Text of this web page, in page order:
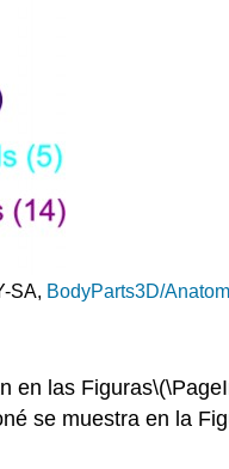
SA, BodyParts3D/
en las Figuras
se muestra en la